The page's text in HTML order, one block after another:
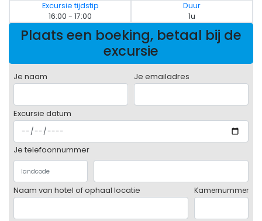
Excursie tijdstip
16:00 - 17:00
Duur
1u
Plaats een boeking, betaal bij de
excursie
Je naam Je emailadres
Excursie datum
Je telefoonnummer
Naam van hotel of ophaal locatie Kamernummer